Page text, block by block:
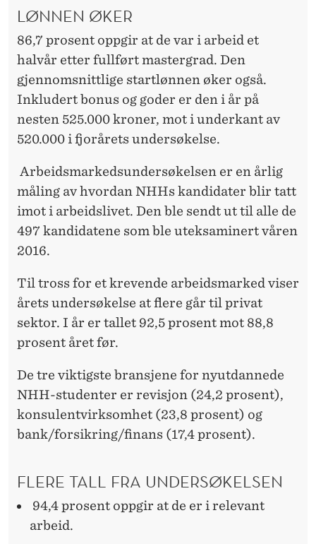
LØNNEN ØKER
86,7 prosent oppgir at de var i arbeid et
halvår etter fullført mastergrad. Den
gjennomsnittlige startlønnen øker også.
Inkludert bonus og goder er den i år på
nesten 525.000 kroner, mot i underkant av
520.000 i fjorårets undersøkelse.
Arbeidsmarkedsundersøkelsen er en årlig
måling av hvordan NHHs kandidater blir tatt
imot i arbeidslivet. Den ble sendt ut til alle de
497 kandidatene som ble uteksaminert våren
2016.
Til tross for et krevende arbeidsmarked viser
årets undersøkelse at flere går til privat
sektor. I år er tallet 92,5 prosent mot 88,8
prosent året før.
De tre viktigste bransjene for nyutdannede
NHH-studenter er revisjon (24,2 prosent),
konsulentvirksomhet (23,8 prosent) og
bank/forsikring/finans (17,4 prosent).
FLERE TALL FRA UNDERSØKELSEN
94,4 prosent oppgir at de er i relevant
arbeid.